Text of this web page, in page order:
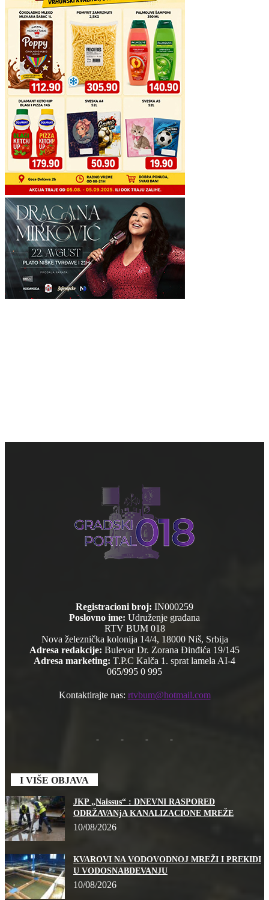
Registracioni broj: IN000259
Poslovno ime: Udruženje građana
RTV BUM 018
Nova železnička kolonija 14/4, 18000 Niš, Srbija
Adresa redakcije: Bulevar Dr. Zorana Đinđića 19/145
Adresa marketing: T.P.C Kalča 1. sprat lamela AI-4
065/995 0 995
Kontaktirajte nas: rtvbum@hotmail.com
I VIŠE OBJAVA
JKP „Naissus“ : DNEVNI RASPORED
ODRŽAVANjA KANALIZACIONE MREŽE
10/08/2026
КVAROVI NA VODOVODNOJ MREŽI I PREКIDI
U VODOSNABDEVANJU
10/08/2026